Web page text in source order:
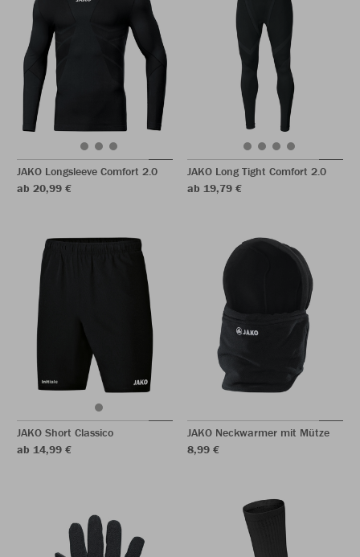
JAKO Longsleeve Comfort 2.0
ab 20,99 €
JAKO Long Tight Comfort 2.0
ab 19,79 €
JAKO Short Classico
ab 14,99 €
JAKO Neckwarmer mit Mütze
8,99 €